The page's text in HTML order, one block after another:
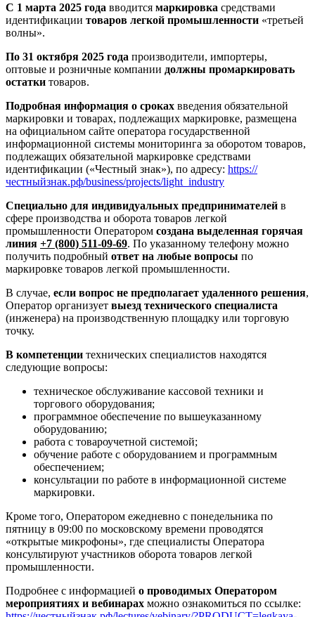
С 1 марта 2025 года вводится маркировка средствами
идентификации товаров легкой промышленности «третьей
волны».
По 31 октября 2025 года производители, импортеры,
оптовые и розничные компании должны промаркировать
остатки товаров.
Подробная информация о сроках введения обязательной
маркировки и товарах, подлежащих маркировке, размещена
на официальном сайте оператора государственной
информационной системы мониторинга за оборотом товаров,
подлежащих обязательной маркировке средствами
идентификации («Честный знак»), по адресу: https://
честныйзнак.рф/business/projects/light_industry
Специально для индивидуальных предпринимателей в
сфере производства и оборота товаров легкой
промышленности Оператором создана выделенная горячая
линия +7 (800) 511-09-69. По указанному телефону можно
получить подробный ответ на любые вопросы по
маркировке товаров легкой промышленности.
В случае, если вопрос не предполагает удаленного решения,
Оператор организует выезд технического специалиста
(инженера) на производственную площадку или торговую
точку.
В компетенции технических специалистов находятся
следующие вопросы:
техническое обслуживание кассовой техники и
торгового оборудования;
программное обеспечение по вышеуказанному
оборудованию;
работа с товароучетной системой;
обучение работе с оборудованием и программным
обеспечением;
консультации по работе в информационной системе
маркировки.
Кроме того, Оператором ежедневно с понедельника по
пятницу в 09:00 по московскому времени проводятся
«открытые микрофоны», где специалисты Оператора
консультируют участников оборота товаров легкой
промышленности.
Подробнее с информацией о проводимых Оператором
мероприятиях и вебинарах можно ознакомиться по ссылке: